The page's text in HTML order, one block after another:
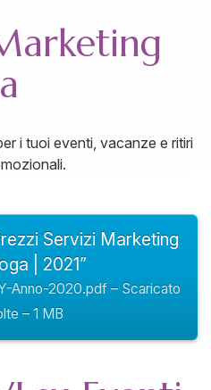
i tuoi eventi, vacanze e ritiri
Servizi Marketing
| 2021”
Anno-2020.pdf – Scaricato
– 1 MB